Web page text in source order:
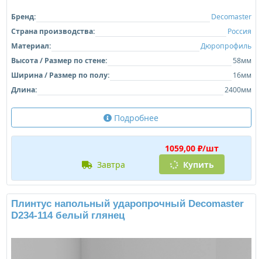
Бренд:
Decomaster
Страна производства:
Россия
Материал:
Дюропрофиль
Высота / Размер по стене:
58мм
Ширина / Размер по полу:
16мм
Длина:
2400мм
Подробнее
1059,00 ₽/шт
завтра
Купить
Плинтус напольный ударопрочный Decomaster
D234-114 белый глянец